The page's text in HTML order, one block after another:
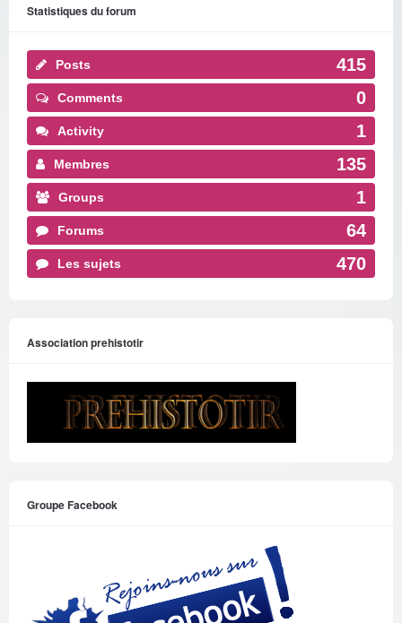
Statistiques du forum
Posts 415
Comments 0
Activity 1
Membres 135
Groups 1
Forums 64
Les sujets 470
Association prehistotir
Groupe Facebook